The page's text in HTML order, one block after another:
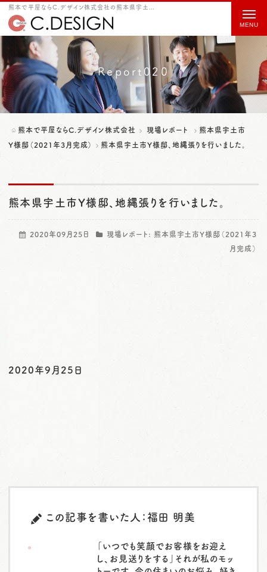
熊本で平屋ならC.デザイン株式会社の熊本県宇土市Y様邸、地縄張りを行いました。をご紹介
Report020
熊本で平屋ならC.デザイン株式会社 現場レポート
熊本県宇土市
Y様邸（2021年3月完成）
熊本県宇土市Y様邸、地縄張りを行いました。
熊本県宇土市Y様邸、地縄張りを行いました。
2020年09月25日 現場レポート: 熊本県宇土市Y様邸（2021年3
月完成）
2020年9月25日
この記事を書いた人：福田 明美
「いつでも笑顔でお客様をお迎え
し、お見送りをする」それが私のモッ
t
o
g
g
l
e
a
t